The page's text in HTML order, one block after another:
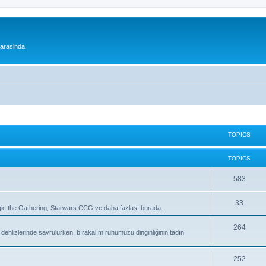
TOPICS
TOPICS
583T
o
s
the Gathering, Starwars:CCG ve daha fazlası burada...
33
o
i
savrulurken, bırakalım ruhumuzu dinginliğinin tadını
264T
p
252T